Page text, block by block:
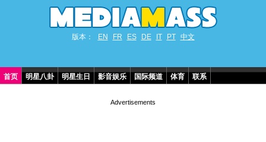
版本： EN FR ES DE IT PT 中文
首页 明星八卦 明星生日 影音娱乐 国际频道 体育 联系